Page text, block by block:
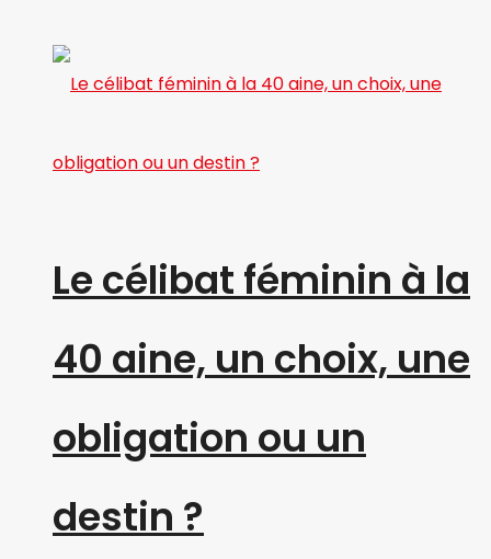
Le célibat féminin à la
40 aine, un choix, une
obligation ou un
destin ?